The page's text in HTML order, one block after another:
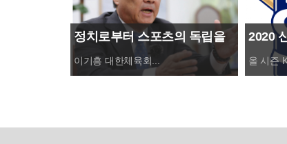
정치로부터 스포츠의 독립을
주장하는 투사, 이기흥 대한체
육회장 연임 성공
이기흥 대한체육회...
2020
글러브
시행
올 시즌